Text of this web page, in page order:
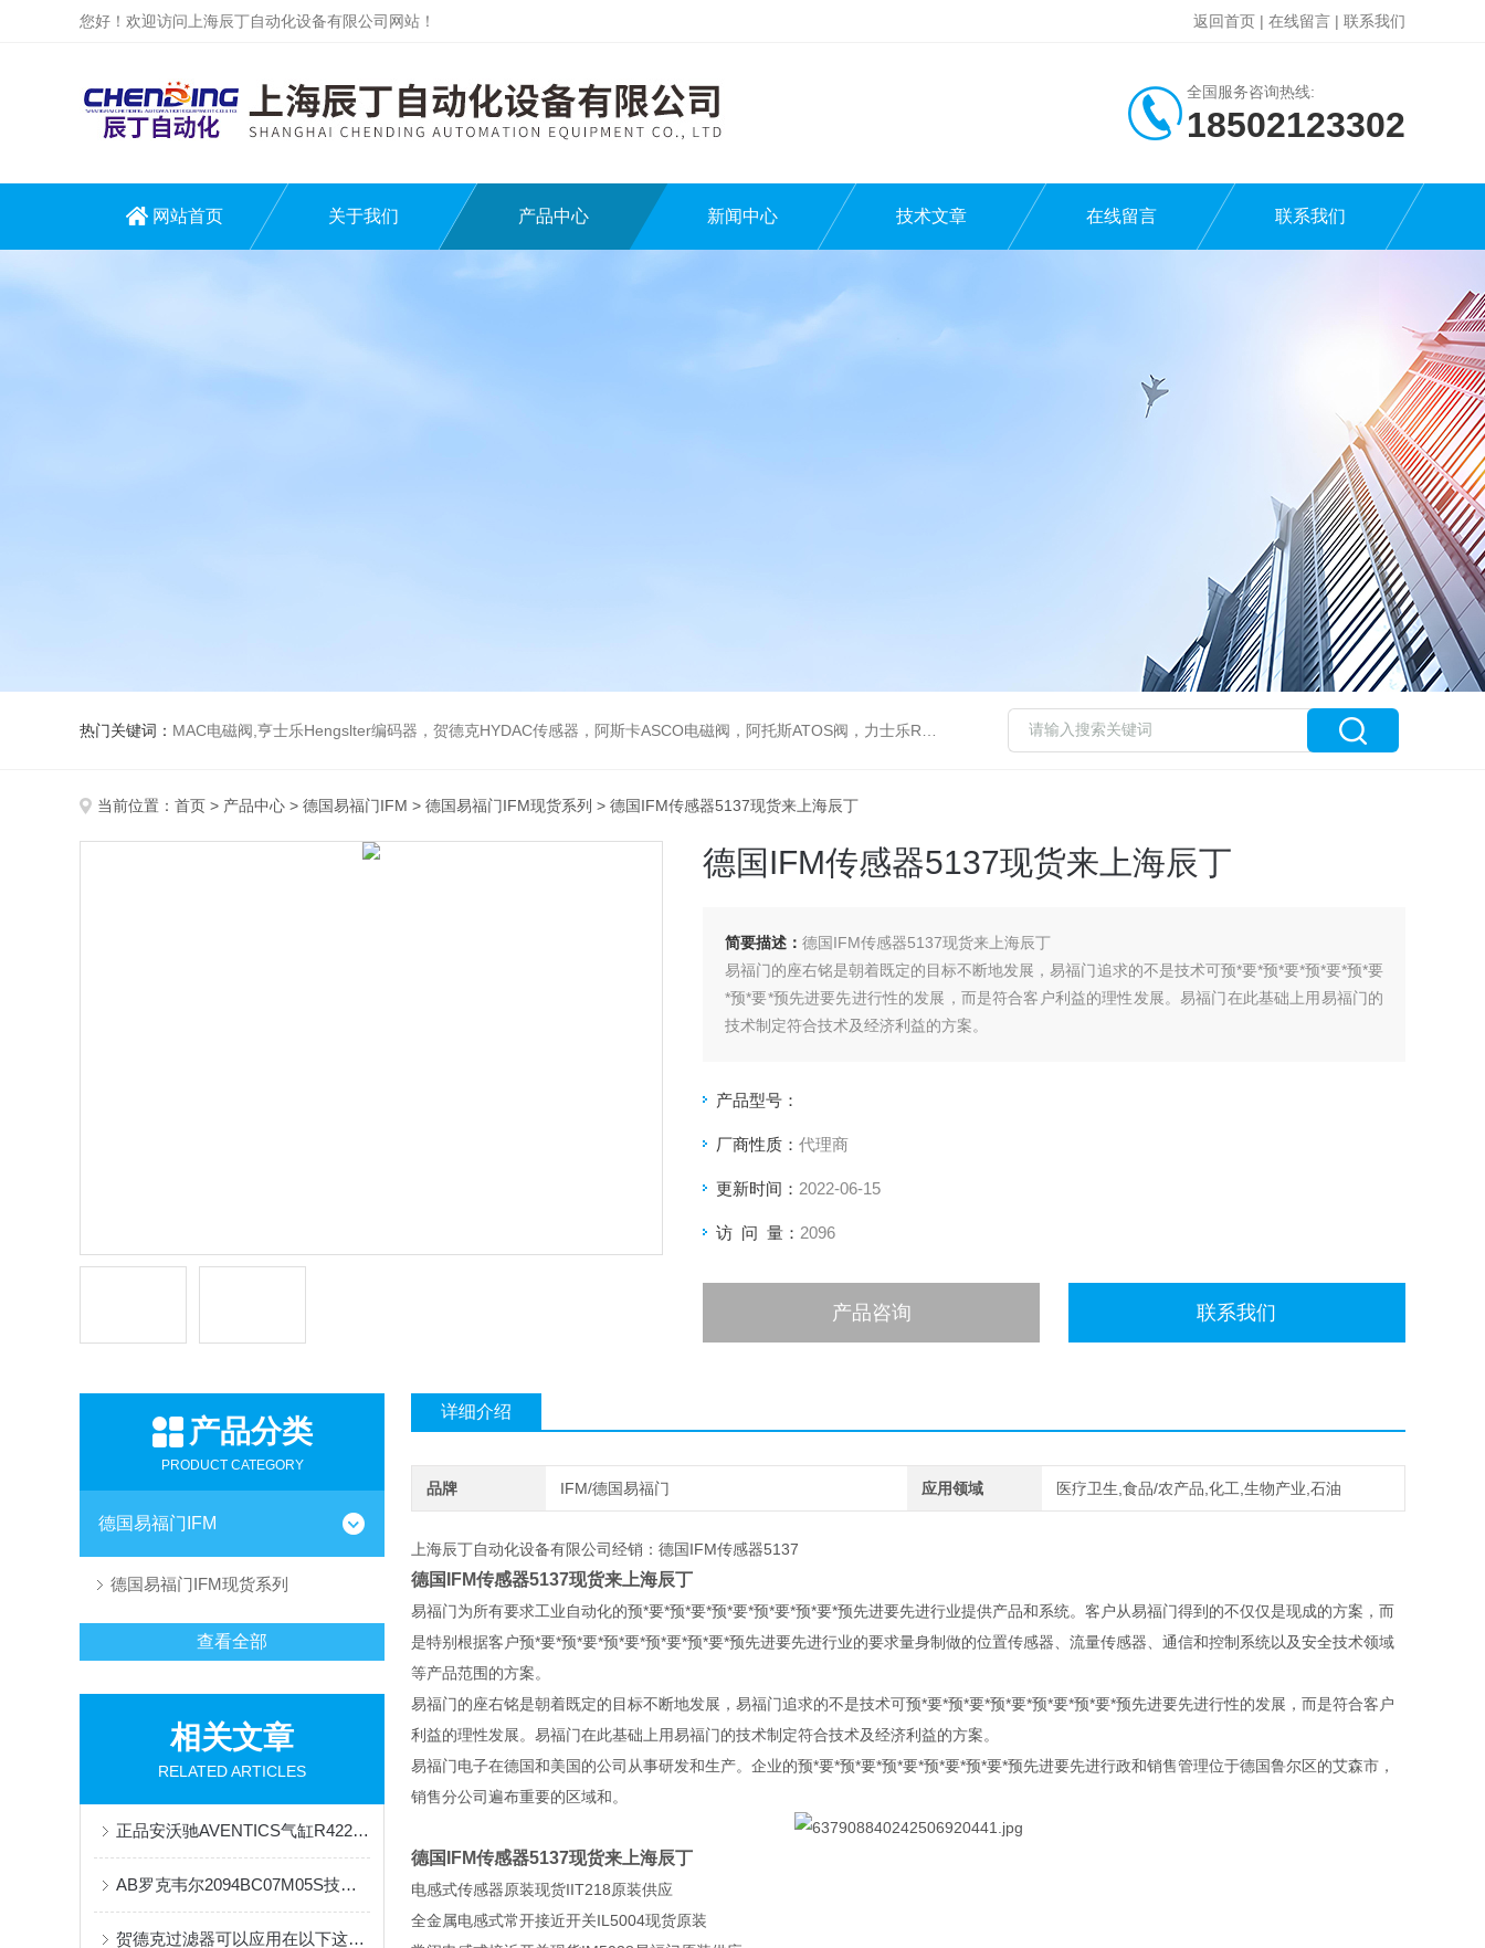
您好！欢迎访问上海辰丁自动化设备有限公司网站！ 返回首页 | 在线留言 | 联系我们
全国服务咨询热线:
18502123302
网站首页 关于我们 产品中心 新闻中心 技术文章 在线留言 联系我们
热门关键词： MAC电磁阀,亨士乐Hengslter编码器，贺德克HYDAC传感器，阿斯卡ASCO电磁阀，阿托斯ATOS阀，力士乐Rexroth泵，爱普EPRO传感器，穆格MOOG伺服阀，宝德BURKERT电磁阀，倍加福P F传感器
当前位置： 首页 > 产品中心 > 德国易福门IFM > 德国易福门IFM现货系列 > 德国IFM传感器5137现货来上海辰丁
德国IFM传感器5137现货来上海辰丁
简要描述： 德国IFM传感器5137现货来上海辰丁
易福门的座右铭是朝着既定的目标不断地发展，易福门追求的不是技术可预*要*预*要*预*要*预*要
*预*要*预先进要先进行性的发展，而是符合客户利益的理性发展。易福门在此基础上用易福门的
技术制定符合技术及经济利益的方案。
产品型号：
厂商性质： 代理商
更新时间： 2022-06-15
访 问 量： 2096
产品咨询 联系我们
产品分类
PRODUCT CATEGORY
德国易福门IFM
德国易福门IFM现货系列
查看全部
相关文章
RELATED ARTICLES
正品安沃驰AVENTICS气缸R422001226原装
AB罗克韦尔2094BC07M05S技术参数
贺德克过滤器可以应用在以下这些行业中
详细介绍
品牌 IFM/德国易福门 应用领域 医疗卫生,食品/农产品,化工,生物产业,石油
上海辰丁自动化设备有限公司经销：德国IFM传感器5137
德国IFM传感器5137现货来上海辰丁
易福门为所有要求工业自动化的预*要*预*要*预*要*预*要*预*要*预先进要先进行业提供产品和系统。客户从易福门得到的不仅仅是现成的方案，而
是特别根据客户预*要*预*要*预*要*预*要*预*要*预先进要先进行业的要求量身制做的位置传感器、流量传感器、通信和控制系统以及安全技术领域
等产品范围的方案。
易福门的座右铭是朝着既定的目标不断地发展，易福门追求的不是技术可预*要*预*要*预*要*预*要*预*要*预先进要先进行性的发展，而是符合客户
利益的理性发展。易福门在此基础上用易福门的技术制定符合技术及经济利益的方案。
易福门电子在德国和美国的公司从事研发和生产。企业的预*要*预*要*预*要*预*要*预*要*预先进要先进行政和销售管理位于德国鲁尔区的艾森市，
销售分公司遍布重要的区域和。
德国IFM传感器5137现货来上海辰丁
电感式传感器原装现货IIT218原装供应
全金属电感式常开接近开关IL5004现货原装